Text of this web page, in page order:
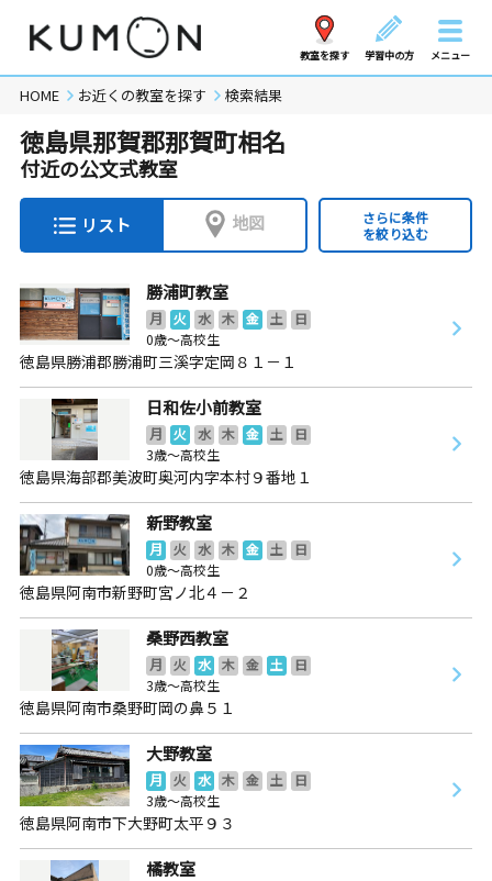
教室を探す 学習中の方 メニュー
HOME お近くの教室を探す 検索結果
徳島県那賀郡那賀町相名
付近の公文式教室
リスト 地図
さらに条件
を絞り込む
勝浦町教室
月 火 水 木 金 土
日
0歳～高校生
徳島県勝浦郡勝浦町三溪字定岡８１－１
日和佐小前教室
月 火 水 木 金 土
日
3歳～高校生
徳島県海部郡美波町奥河内字本村９番地１
新野教室
月 火 水 木 金 土
日
0歳～高校生
徳島県阿南市新野町宮ノ北４－２
桑野西教室
月 火 水 木 金 土
日
3歳～高校生
徳島県阿南市桑野町岡の鼻５１
大野教室
月 火 水 木 金 土
日
3歳～高校生
徳島県阿南市下大野町太平９３
橘教室